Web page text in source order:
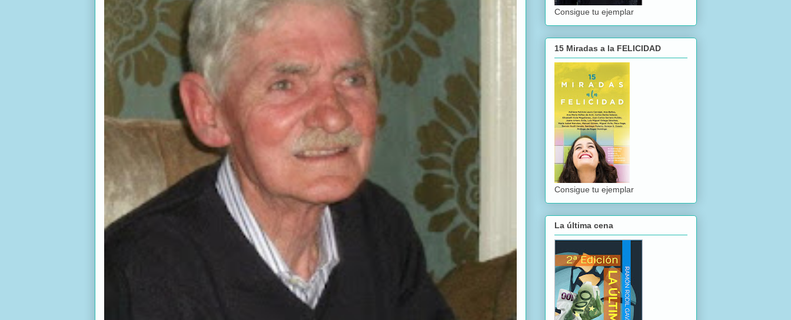
Consigue tu ejemplar
15 Miradas a la FELICIDAD
Consigue tu ejemplar
La última cena